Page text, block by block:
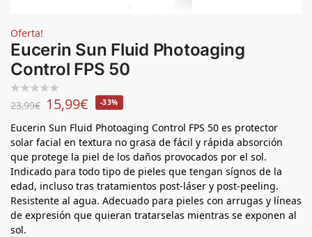
Oferta!
Eucerin Sun Fluid Photoaging
Control FPS 50
23,99€ 15,99€ -33%
Eucerin Sun Fluid Photoaging Control FPS 50 es protector
solar facial en textura no grasa de fácil y rápida absorción
que protege la piel de los daños provocados por el sol.
Indicado para todo tipo de pieles que tengan sígnos de la
edad, incluso tras tratamientos post-láser y post-peeling.
Resistente al agua. Adecuado para pieles con arrugas y líneas
de expresión que quieran tratarselas mientras se exponen al
sol.